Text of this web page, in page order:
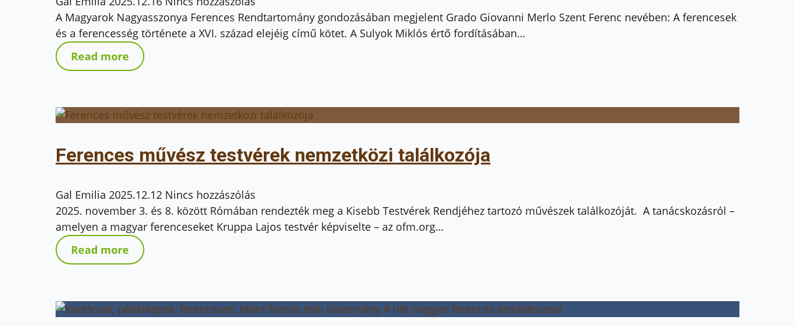
A Magyarok Nagyasszonya Ferences Rendtartomány gondozásában megjelent Grado Giovanni Merlo Szent Ferenc nevében: A ferencesek
és a ferencesség története a XVI. század elejéig című kötet. A Sulyok Miklós értő fordításában…
Read more
Ferences művész testvérek nemzetközi találkozója
Gal Emilia 2025.12.12 Nincs hozzászólás
2025. november 3. és 8. között Rómában rendezték meg a Kisebb Testvérek Rendjéhez tartozó művészek találkozóját. A tanácskozásról –
amelyen a magyar ferenceseket Kruppa Lajos testvér képviselte – az ofm.org…
Read more